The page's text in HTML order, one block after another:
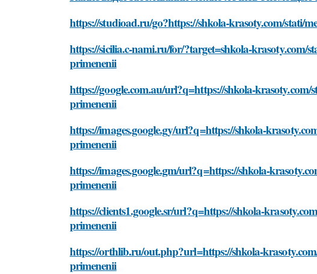
https://studioad.ru/go?https://shkola-krasoty.com/stati/
https://sicilia.c-nami.ru/for/?target=shkola-krasoty.com/
primenenii
https://google.com.au/url?q=https://shkola-
primenenii
https://images.google.gy/url?q=https://shkola-
primenenii
https://images.google.gm/url?q=https://shkola-
primenenii
https://clients1.google.sr/url?q=https://shkola-
primenenii
https://orthlib.ru/out.php?url=https://shkola-
primenenii